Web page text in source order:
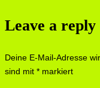
Leave a reply
Deine E-Mail-Adresse
sind mit * markiert